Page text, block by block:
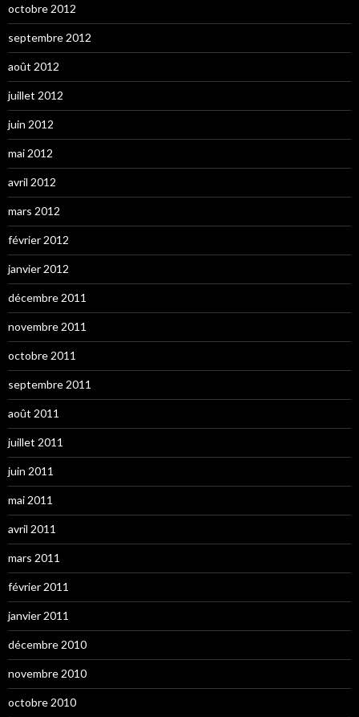
octobre 2012
septembre 2012
août 2012
juillet 2012
juin 2012
mai 2012
avril 2012
mars 2012
février 2012
janvier 2012
décembre 2011
novembre 2011
octobre 2011
septembre 2011
août 2011
juillet 2011
juin 2011
mai 2011
avril 2011
mars 2011
février 2011
janvier 2011
décembre 2010
novembre 2010
octobre 2010